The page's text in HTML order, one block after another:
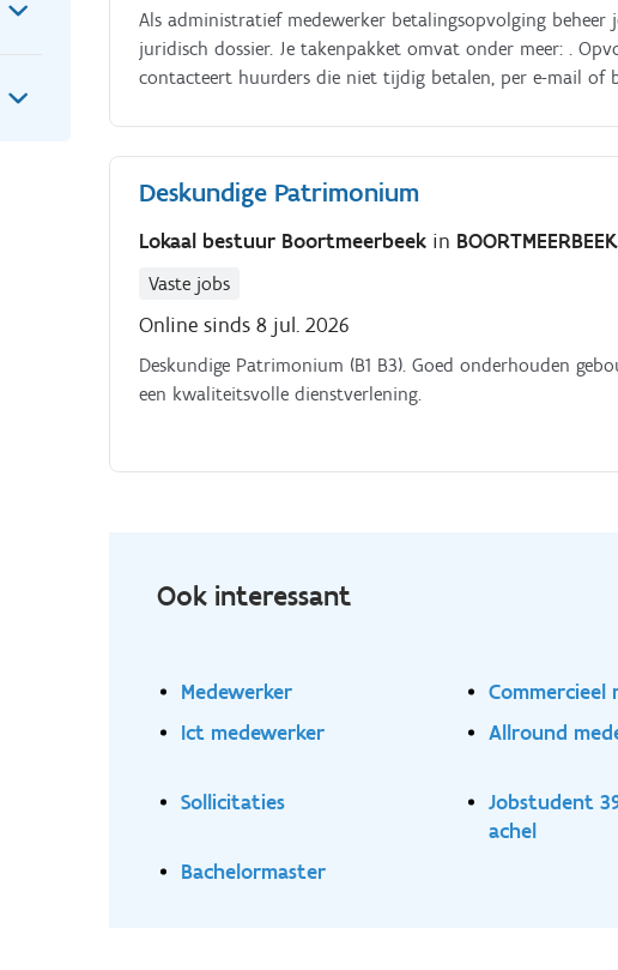
Als administratief medewerker betalingsopvolging
juridisch dossier. Je takenpakket omvat onder meer: .
contacteert huurders die niet tijdig betalen, per e-mail of
afbetalingsplannen) Opstarten van juridische dossiers bij
(huurcontract, plaatsbeschrijving, rekeningoverzicht,
Communiceren met onze huisadvocaat: dossiers
oplossingsgericht communiceren Nauwkeurig bijhouden
procedurestappen) en hierover rapporteren aan het
Deskundige Patrimonium
Lokaal bestuur Boortmeerbeek in BOORTMEERBEEK
Vaste jobs
Online sinds 8 jul. 2026
Deskundige Patrimonium (B1 B3). Goed onderhouden
een kwaliteitsvolle dienstverlening.
Ook interessant
Medewerker Commercieel
Ict medewerker
Allround
Sollicitaties
Jobstudent
achel
Bachelormaster